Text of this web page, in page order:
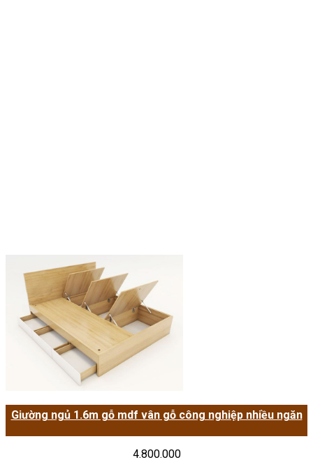
Giường ngủ 1.6m gỗ mdf vân gỗ công nghiệp nhiều ngăn
4.800.000